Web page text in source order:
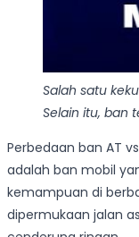
Salah satu
Selain itu, ban
Perbedaan ban AT
adalah ban mobil
kemampuan di
dipermukaan jalan